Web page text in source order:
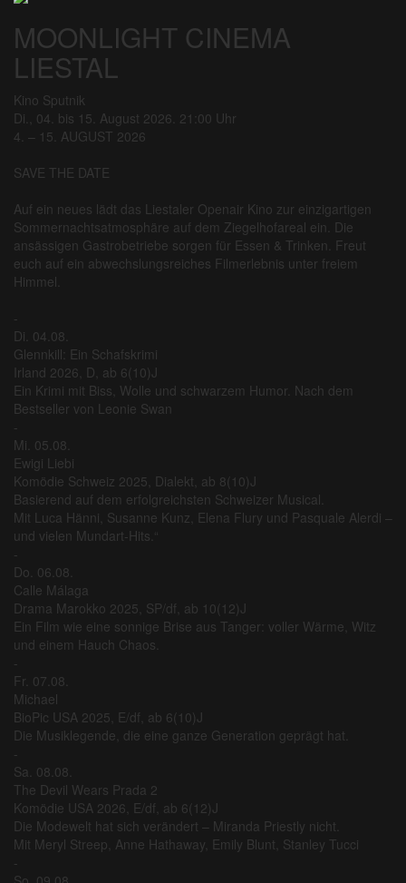
MOONLIGHT CINEMA
LIESTAL
Kino Sputnik
Di., 04. bis 15. August 2026. 21:00 Uhr
4. – 15. AUGUST 2026
SAVE THE DATE
Auf ein neues lädt das Liestaler Openair Kino zur einzigartigen
Sommernachtsatmosphäre auf dem Ziegelhofareal ein. Die
ansässigen Gastrobetriebe sorgen für Essen & Trinken. Freut
euch auf ein abwechslungsreiches Filmerlebnis unter freiem
Himmel.
-
Di. 04.08.
Glennkill: Ein Schafskrimi
Irland 2026, D, ab 6(10)J
Ein Krimi mit Biss, Wolle und schwarzem Humor. Nach dem
Bestseller von Leonie Swan
-
Mi. 05.08.
Ewigi Liebi
Komödie Schweiz 2025, Dialekt, ab 8(10)J
Basierend auf dem erfolgreichsten Schweizer Musical.
Mit Luca Hänni, Susanne Kunz, Elena Flury und Pasquale Alerdi –
und vielen Mundart-Hits.“
-
Do. 06.08.
Calle Málaga
Drama Marokko 2025, SP/df, ab 10(12)J
Ein Film wie eine sonnige Brise aus Tanger: voller Wärme, Witz
und einem Hauch Chaos.
-
Fr. 07.08.
Michael
BioPic USA 2025, E/df, ab 6(10)J
Die Musiklegende, die eine ganze Generation geprägt hat.
-
Sa. 08.08.
The Devil Wears Prada 2
Komödie USA 2026, E/df, ab 6(12)J
Die Modewelt hat sich verändert – Miranda Priestly nicht.
Mit Meryl Streep, Anne Hathaway, Emily Blunt, Stanley Tucci
-